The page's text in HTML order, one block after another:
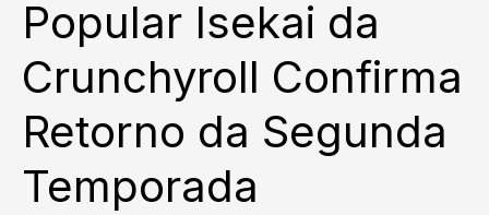
Popular Isekai da
Crunchyroll Confirma
Retorno da Segunda
Temporada